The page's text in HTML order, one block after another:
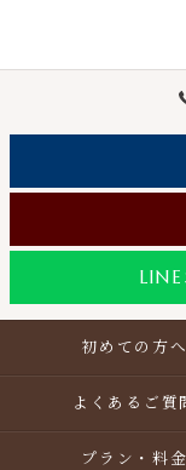
初めての方へ
よくあるご質
プラン・料金